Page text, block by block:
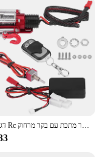
1/10 דגם Rc מודל רכב זחילה אביזר מתכת עם בקר מרחוק